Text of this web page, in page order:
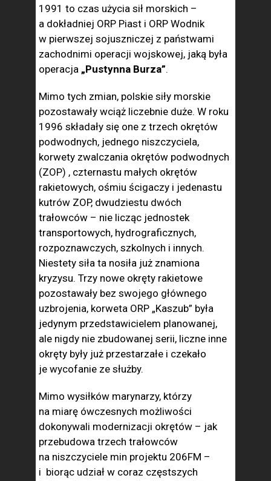
1991 to czas użycia sił morskich –
a dokładniej ORP Piast i ORP Wodnik
w pierwszej sojuszniczej z państwami
zachodnimi operacji wojskowej, jaką była
operacja „Pustynna Burza”.
Mimo tych zmian, polskie siły morskie
pozostawały wciąż liczebnie duże. W roku
1996 składały się one z trzech okrętów
podwodnych, jednego niszczyciela,
korwety zwalczania okrętów podwodnych
(ZOP) , czternastu małych okrętów
rakietowych, ośmiu ścigaczy i jedenastu
kutrów ZOP, dwudziestu dwóch
trałowców – nie licząc jednostek
transportowych, hydrograficznych,
rozpoznawczych, szkolnych i innych.
Niestety siła ta nosiła już znamiona
kryzysu. Trzy nowe okręty rakietowe
pozostawały bez swojego głównego
uzbrojenia, korweta ORP „Kaszub” była
jedynym przedstawicielem planowanej,
ale nigdy nie zbudowanej serii, liczne inne
okręty były już przestarzałe i czekało
je wycofanie ze służby.
Mimo wysiłków marynarzy, którzy
na miarę ówczesnych możliwości
dokonywali modernizacji okrętów – jak
przebudowa trzech trałowców
na niszczyciele min projektu 206FM –
i biorąc udział w coraz częstszych